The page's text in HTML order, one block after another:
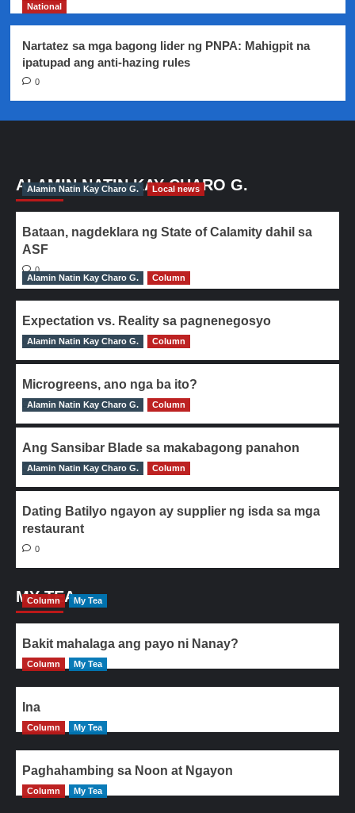
National
Nartatez sa mga bagong lider ng PNPA: Mahigpit na
ipatupad ang anti-hazing rules
0
ALAMIN NATIN KAY CHARO G.
Alamin Natin Kay Charo G. Local news
Bataan, nagdeklara ng State of Calamity dahil sa
ASF
0
Alamin Natin Kay Charo G.
Column
Expectation vs. Reality sa pagnenegosyo
0
Alamin Natin Kay Charo G. Column
Microgreens, ano nga ba ito?
0
Alamin Natin Kay Charo G. Column
Ang Sansibar Blade sa makabagong panahon
0
Alamin Natin Kay Charo G. Column
Dating Batilyo ngayon ay supplier ng isda sa mga
restaurant
0
MY TEA
Column My Tea
Bakit mahalaga ang payo ni Nanay?
Column My Tea
Ina
Column My Tea
Paghahambing sa Noon at Ngayon
Column My Tea